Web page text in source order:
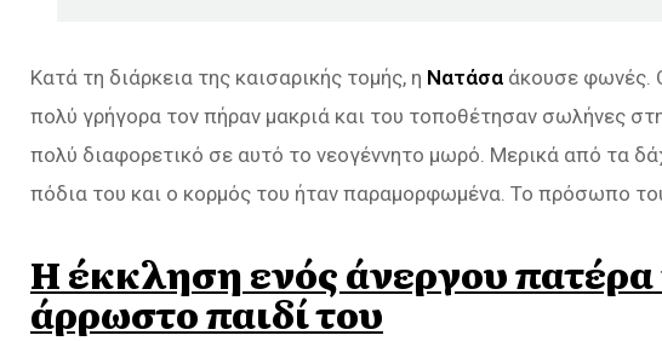
Κατά τη διάρκεια της καισαρικής τομής, η Νατάσα άκουσε φωνές.
πολύ γρήγορα τον πήραν μακριά και του τοποθέτησαν σωλήνες
πολύ διαφορετικό σε αυτό το νεογέννητο μωρό. Μερικά από τα
πόδια του και ο κορμός του ήταν παραμορφωμένα. Το πρόσωπο
Η έκκληση ενός άνεργου πατέρα
άρρωστο παιδί του